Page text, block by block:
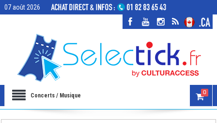
07 août 2026
Concerts / Musique 0